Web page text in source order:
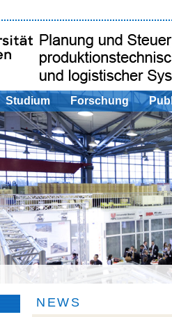
Studium Forschung
NEWS